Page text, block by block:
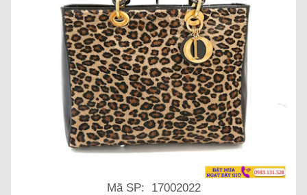
Mã SP: 17002022